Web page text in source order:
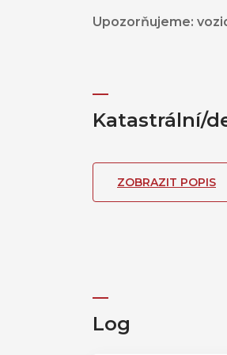
Upozorňujeme:
Katastrální/
ZOBRAZIT POPIS
Log